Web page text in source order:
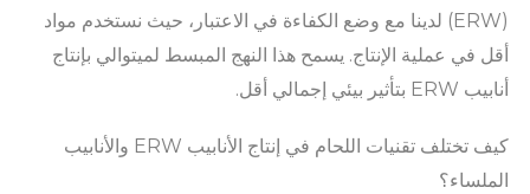
(ERW) لدينا مع وضع الكفاءة في الاعتبار، حيث نستخدم مواد
أقل في عملية الإنتاج. يسمح هذا النهج المبسط لميتوالي بإنتاج
أنابيب ERW بتأثير بيئي إجمالي أقل.
كيف تختلف تقنيات اللحام في إنتاج الأنابيب ERW والأنابيب
الملساء؟